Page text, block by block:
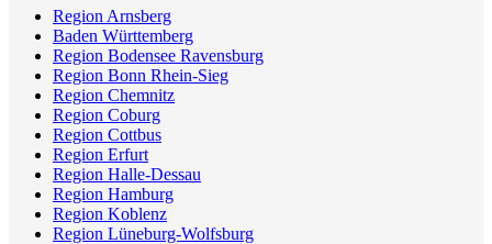
Region Arnsberg
Baden Württemberg
Region Bodensee Ravensburg
Region Bonn Rhein-Sieg
Region Chemnitz
Region Coburg
Region Cottbus
Region Erfurt
Region Halle-Dessau
Region Hamburg
Region Koblenz
Region Lüneburg-Wolfsburg